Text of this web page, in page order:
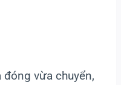
đóng vừa chuyển,